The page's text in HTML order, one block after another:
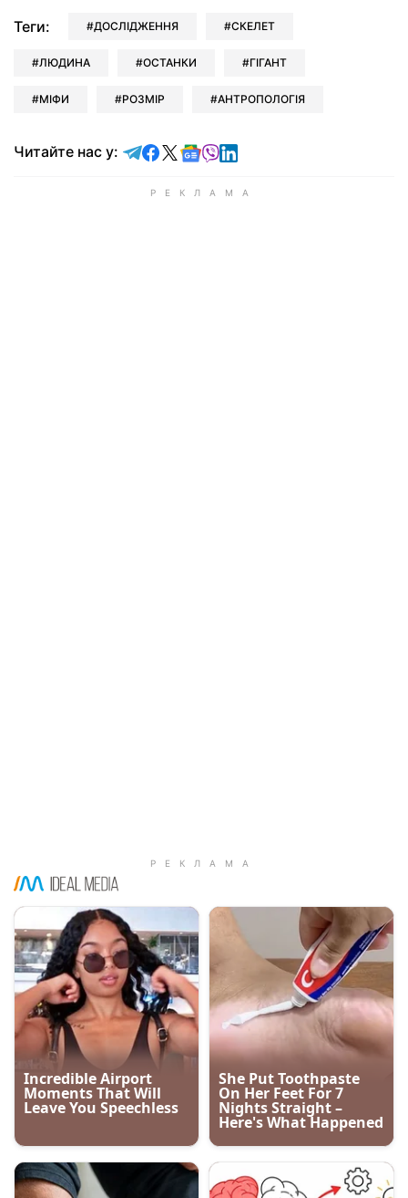
Теги: ДОСЛІДЖЕННЯ СКЕЛЕТ
ЛЮДИНА ОСТАНКИ ГІГАНТ
МІФИ РОЗМІР АНТРОПОЛОГІЯ
Читайте нас у: Читайте у Telegram
Читайте у Facebook
Читайте у X
Читайте у Google news
Читайте у Viber
Читайте у LinkedIn